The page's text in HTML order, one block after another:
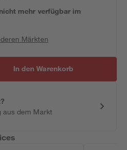
mehr verfügbar im
Märkten
In den Warenkorb
aus dem Markt